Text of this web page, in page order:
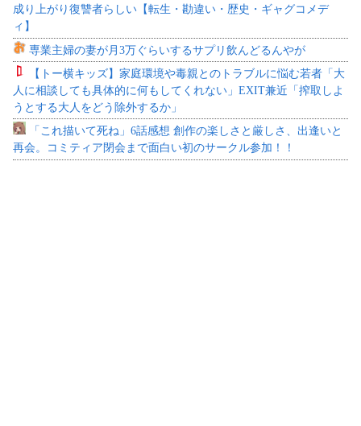
成り上がり復讐者らしい【転生・勘違い・歴史・ギャグコメデ
ィ】
専業主婦の妻が月3万ぐらいするサプリ飲んどるんやが
【トー横キッズ】家庭環境や毒親とのトラブルに悩む若者「大
人に相談しても具体的に何もしてくれない」EXIT兼近「搾取しよ
うとする大人をどう除外するか」
「これ描いて死ね」6話感想 創作の楽しさと厳しさ、出逢いと
再会。コミティア閉会まで面白い初のサークル参加！！